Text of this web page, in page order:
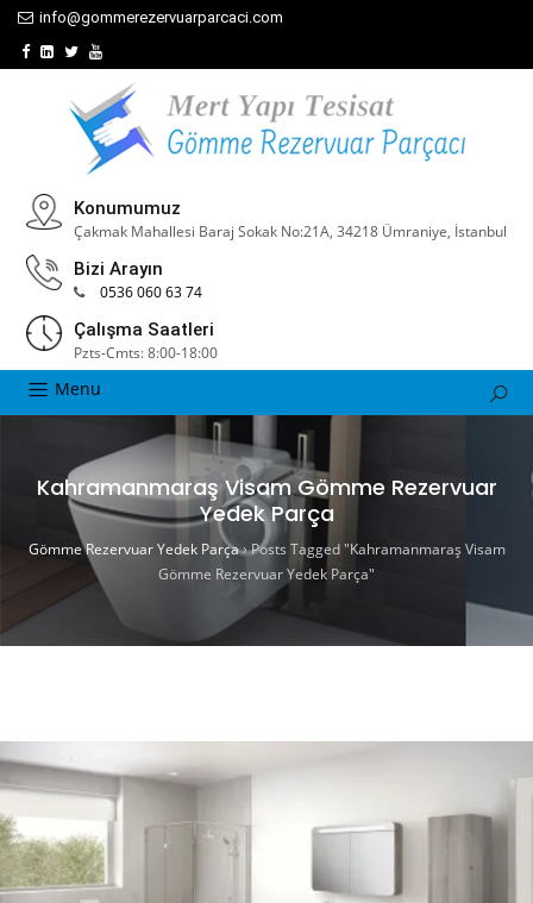
info@gommerezervuarparcaci.com
Konumumuz
Çakmak Mahallesi Baraj Sokak No:21A, 34218 Ümraniye, İstanbul
Bizi Arayın
0536 060 63 74
Çalışma Saatleri
Pzts-Cmts: 8:00-18:00
Menu
Kahramanmaraş Visam Gömme Rezervuar
Yedek Parça
Gömme Rezervuar Yedek Parça›Posts Tagged "Kahramanmaraş Visam
Gömme Rezervuar Yedek Parça"